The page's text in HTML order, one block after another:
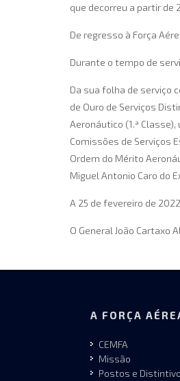
que decorreu a partir de
De regresso à Força
Durante o tempo de
Da sua folha de serviço
de Ouro de Serviços
Aeronáutico (1.ª
Comissões de Serviços
Ordem do Mérito
Miguel Antonio Caro do
A 25 de fevereiro de
O General João Cartaxo
A FORÇA
CEMFA
Missão
Postos e